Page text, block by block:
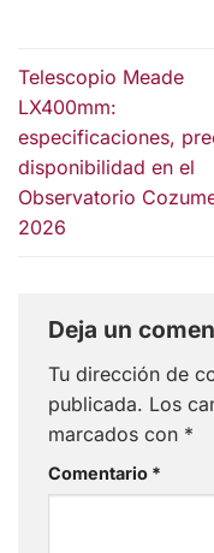
Telescopio Meade
LX400mm:
especificaciones,
disponibilidad en el
Observatorio
2026
Deja un
Tu dirección de
publicada. Los
marcados con *
Comentario *